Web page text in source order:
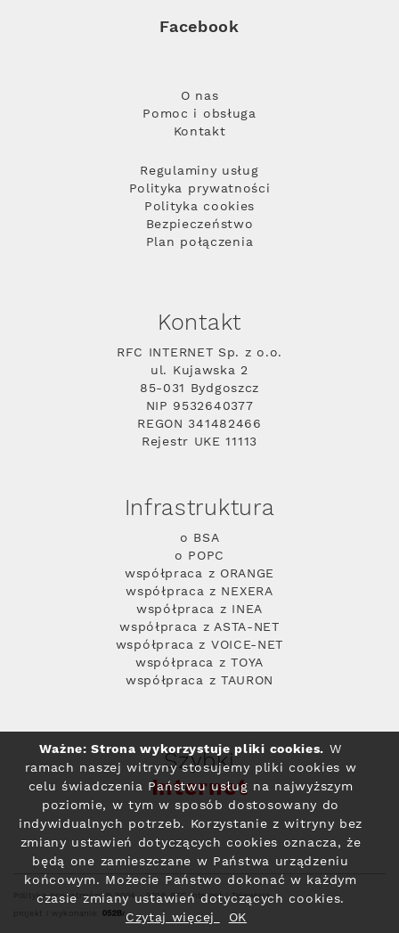
Facebook
O nas
Pomoc i obsługa
Kontakt
Regulaminy usług
Polityka prywatności
Polityka cookies
Bezpieczeństwo
Plan połączenia
Kontakt
RFC INTERNET Sp. z o.o.
ul. Kujawska 2
85-031 Bydgoszcz
NIP 9532640377
REGON 341482466
Rejestr UKE 11113
Infrastruktura
o BSA
o POPC
współpraca z ORANGE
współpraca z NEXERA
współpraca z INEA
współpraca z ASTA-NET
współpraca z VOICE-NET
współpraca z TOYA
współpraca z TAURON
Szybki
Internet
Polityka prywatności© 2004 - 2026 RFC Internet i Telewizja
projekt i wykonanie:
Ważne: Strona wykorzystuje pliki cookies. W
ramach naszej witryny stosujemy pliki cookies w
celu świadczenia Państwu usług na najwyższym
poziomie, w tym w sposób dostosowany do
indywidualnych potrzeb. Korzystanie z witryny bez
zmiany ustawień dotyczących cookies oznacza, że
będą one zamieszczane w Państwa urządzeniu
końcowym. Możecie Państwo dokonać w każdym
czasie zmiany ustawień dotyczących cookies.
Czytaj więcej
OK